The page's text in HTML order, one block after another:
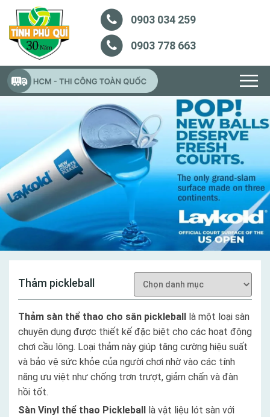
0903 034 259
0903 778 663
Thảm pickleball
Thảm sàn thể thao cho sân pickleball
là một loại sàn
chuyên dụng được thiết kế đặc biệt cho các hoạt động
chơi cầu lông. Loại thảm này giúp tăng cường hiệu suất
và bảo vệ sức khỏe của người chơi nhờ vào các tính
năng ưu việt như chống trơn trượt, giảm chấn và đàn
hồi tốt.
Sàn Vinyl thể thao Pickleball
là vật liệu lót sàn với